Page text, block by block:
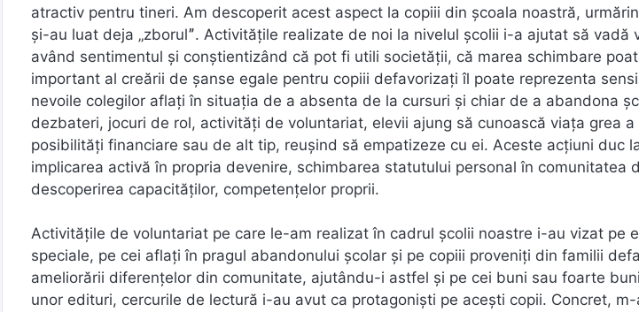
atractiv pentru tineri. Am descoperit acest aspect la copiii din școala noastră,
și-au luat deja „zborulˮ. Activitățile realizate de noi la nivelul școlii i-a ajutat să vadă
având sentimentul și conștientizând că pot fi utili societății, că marea schimbare
important al creării de şanse egale pentru copiii defavorizaţi îl poate reprezenta
nevoile colegilor aflați în situația de a absenta de la cursuri și chiar de a abandona
dezbateri, jocuri de rol, activităţi de voluntariat, elevii ajung să cunoască viaţa grea
posibilităţi financiare sau de alt tip, reuşind să empatizeze cu ei. Aceste acţiuni duc
implicarea activă în propria devenire, schimbarea statutului personal în comunitatea
descoperirea capacităţilor, competenţelor proprii.
Activitățile de voluntariat pe care le-am realizat în cadrul școlii noastre i-au vizat pe
speciale, pe cei aflați în pragul abandonului școlar și pe copiii proveniți din familii
ameliorării diferențelor din comunitate, ajutându-i astfel și pe cei buni sau foarte
unor edituri, cercurile de lectură i-au avut ca protagoniști pe acești copii. Concret,